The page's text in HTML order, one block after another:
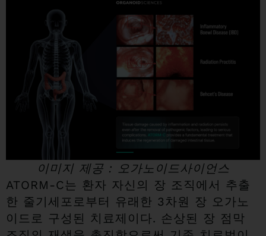
이미지 제공 : 오가노이드사이언스
ATORM-C는 환자 자신의 장 조직에서 추출
한 줄기세포로부터 유래한 3차원 장 오가노
이드로 구성된 치료제이다. 손상된 장 점막